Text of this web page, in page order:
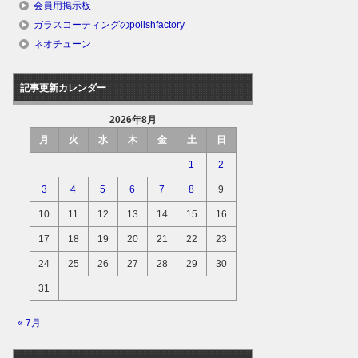
会員用掲示板
ガラスコーティングのpolishfactory
ネオチューン
記事更新カレンダー
2026年8月
月
火 水 木 金 土 日
1 2
3 4 5 6 7 8 9
10 11 12 13 14 15 16
17 18 19 20 21 22 23
24 25 26 27 28 29 30
31
« 7月